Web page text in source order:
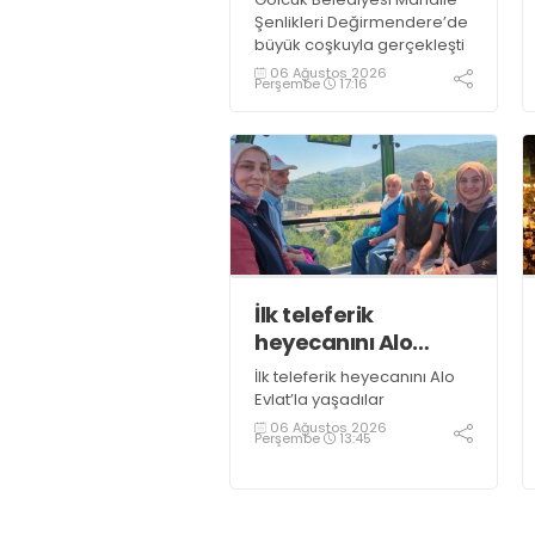
Şenlikleri Değirmendere’de
büyük coşkuyla gerçekleşti
06 Ağustos 2026
Perşembe 17:16
İlk teleferik
heyecanını Alo
Evlat’la yaşadılar
İlk teleferik heyecanını Alo
Evlat’la yaşadılar
06 Ağustos 2026
Perşembe 13:45